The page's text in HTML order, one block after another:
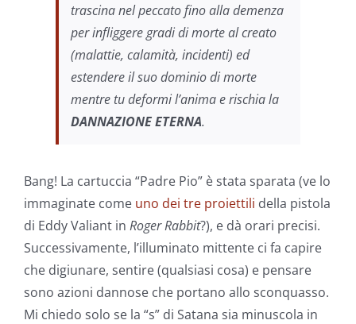
trascina nel peccato fino alla demenza
per infliggere gradi di morte al creato
(malattie, calamità, incidenti) ed
estendere il suo dominio di morte
mentre tu deformi l’anima e rischia la
DANNAZIONE ETERNA.
Bang! La cartuccia “Padre Pio” è stata sparata (ve lo
immaginate come uno dei tre proiettili della pistola
di Eddy Valiant in Roger Rabbit?), e dà orari precisi.
Successivamente, l’illuminato mittente ci fa capire
che digiunare, sentire (qualsiasi cosa) e pensare
sono azioni dannose che portano allo sconquasso.
Mi chiedo solo se la “s” di Satana sia minuscola in